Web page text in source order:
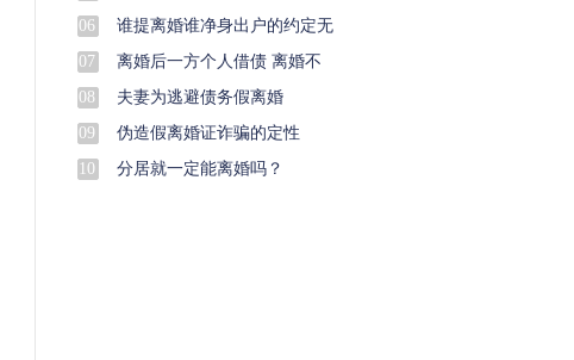
06
谁提离婚谁净身出户的约定无
07
离婚后一方个人借债 离婚不
08
夫妻为逃避债务假离婚
09
伪造假离婚证诈骗的定性
10
分居就一定能离婚吗？